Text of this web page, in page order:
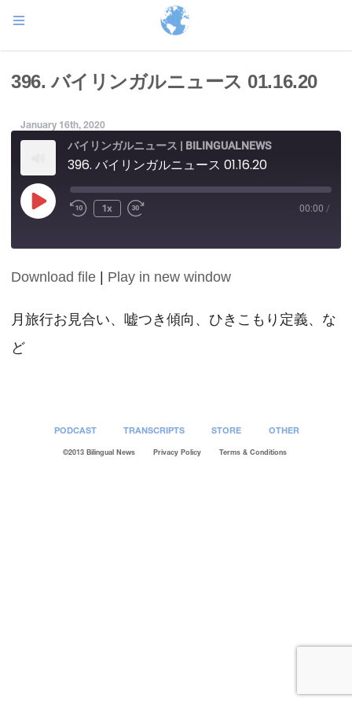
396. バイリンガルニュース 01.16.20
January 16th, 2020
バイリンガルニュース | BILINGUALNEWS
396. バイリンガルニュース 01.16.20
Play
Episode
1x 00:00 /
SHARE
LINK
Download file Play in new window
月旅行お見合い、嘘つき傾向、ひきこもり定義、な
ど
PODCAST TRANSCRIPTS STORE OTHER
©2013 Bilingual News Privacy Policy Terms & Conditions